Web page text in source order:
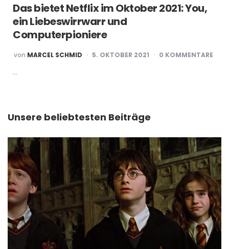
Das bietet Netflix im Oktober 2021: You,
ein Liebeswirrwarr und
Computerpioniere
POSTED
BY
von MARCEL SCHMID 5. OKTOBER 2021 0 KOMMENTARE
…
Unsere beliebtesten Beiträge